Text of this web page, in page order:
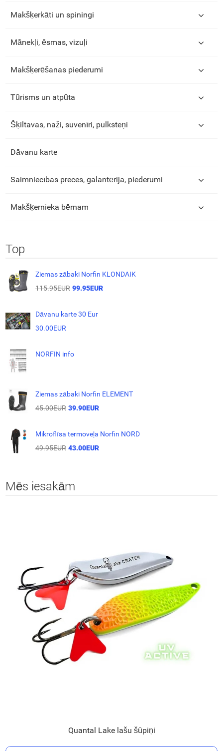
Makšķerkāti un spiningi
Mānekļi, ēsmas, vizuļi
Makšķerēšanas piederumi
Tūrisms un atpūta
Šķiltavas, naži, suvenīri, pulksteņi
Dāvanu karte
Saimniecības preces, galantērija, piederumi
Makšķernieka bērnam
Top
Ziemas zābaki Norfin KLONDAIK
115.95EUR 99.95EUR
Dāvanu karte 30 Eur
30.00EUR
NORFIN info
Ziemas zābaki Norfin ELEMENT
45.00EUR 39.90EUR
Mikroflīsa termoveļa Norfin NORD
49.95EUR 43.00EUR
Mēs iesakām
Quantal Lake lašu šūpiņi